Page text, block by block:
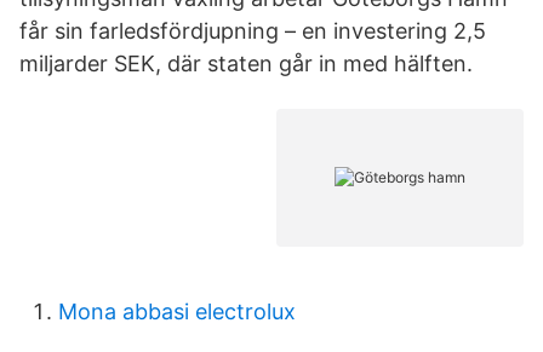
får sin farledsfördjupning – en investering 2,5
miljarder SEK, där staten går in med hälften.
Mona abbasi electrolux